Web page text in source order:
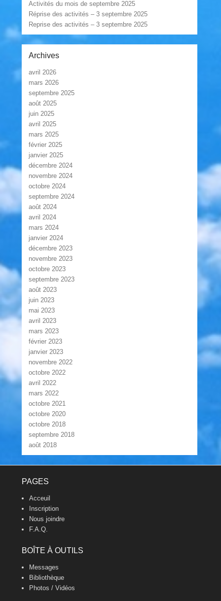
Activités du mois de septembre 2025
Réprise des activités – 3 septembre 2025
Reprise des activités – 3 septembre 2025
Archives
avril 2026
mars 2026
septembre 2025
août 2025
juin 2025
avril 2025
mars 2025
février 2025
janvier 2025
décembre 2024
novembre 2024
octobre 2024
septembre 2024
août 2024
avril 2024
mars 2024
janvier 2024
décembre 2023
novembre 2023
octobre 2023
septembre 2023
août 2023
juin 2023
mai 2023
avril 2023
mars 2023
février 2023
janvier 2023
novembre 2022
octobre 2022
avril 2022
mars 2022
octobre 2021
octobre 2020
octobre 2018
septembre 2018
août 2018
PAGES
Acceuil
Inscription
Nous joindre
F.A.Q.
BOÎTE À OUTILS
Messages
Bibliothèque
Photos / Vidéos